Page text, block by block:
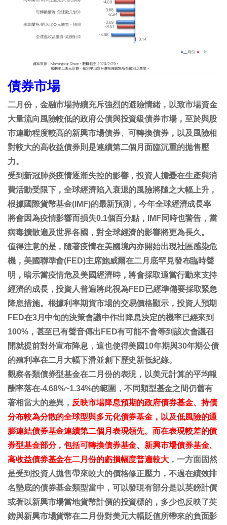
債券市場
二月份，金融市場持續充斥強烈的避險情緒，以致市場資金
大量流向風險較低的政府公債與投資級債券市場，至於與股
市連動程度較高的新興市場債券、可轉換債券，以及風險相
對較大的高收益債券則是連續第二個月面臨沉重的拋售壓
力。
受到新冠肺炎疫情逐漸失控的影響，投資人擔憂在生產與消
費活動受限下，全球經濟陷入衰退的風險將隨之大幅上升，
根據國際貨幣基金(IMF)的最新預測，今年全球經濟成長率
將會因為疫情影響而損失0.1個百分點，IMF同時也警告，當
病毒擴散遍及世界各國，對全球經濟的影響將更為長久。
值得注意的是，隨著疫情在美國境內亦開始出現社區感染危
機，美國聯準會(FED)主席鮑威爾在二月底罕見發布臨時聲
明，暗示當疫情危及美國經濟時，將會採取適當行動來支持
經濟的成長，投資人普遍將此視為FED已經準備要採取緊急
降息措施。 根據利率期貨市場的交易價格顯示，投資人預期
FED在3月中旬的決策會議中作出降息決定的機率已經來到
100%，甚至已有聲音傳出FED有可能不會等到該次會議召
開就提前對外宣布降息，這也使得美國10年期與30年期公債
的殖利率在二月大幅下滑並創下歷史新低紀錄。
觀察各類債券型基金在二月份的表現，以美元計算的平均報
酬率落在-4.68%~1.34%的範圍，不同類型基金之間仍舊有
著相當大的差異， 反映市場降息預期的政府債券基金、持債
分布較為分散的全球型與多元化債券基金，以及低風險的通
膨連結債券基金連續第二個月表現領先。而在表現較差的債
券型基金部分，包括可轉換債券基金、新興市場債券基金、
高收益債券基金在二月份的虧損幅度普遍較大 ，一方面固然
是受到投資人拋售帶來較大的價格修正壓力，不過在績效排
名墊底的債券基金類型當中，可以發現有部分是以英鎊計價
或著以新興市場當地貨幣計價的投資標的，多少也反映了英
鎊與新興市場貨幣在二月份對美元大幅貶值所帶來的負面影